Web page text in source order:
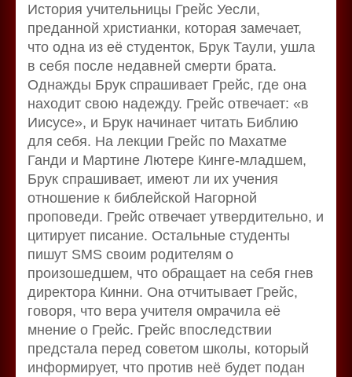
История учительницы Грейс Уесли,
преданной христианки, которая замечает,
что одна из её студенток, Брук Таули, ушла
в себя после недавней смерти брата.
Однажды Брук спрашивает Грейс, где она
находит свою надежду. Грейс отвечает: «в
Иисусе», и Брук начинает читать Библию
для себя. На лекции Грейс по Махатме
Ганди и Мартине Лютере Кинге-младшем,
Брук спрашивает, имеют ли их учения
отношение к библейской Нагорной
проповеди. Грейс отвечает утвердительно, и
цитирует писание. Остальные студенты
пишут SMS своим родителям о
произошедшем, что обращает на себя гнев
директора Кинни. Она отчитывает Грейс,
говоря, что вера учителя омрачила её
мнение о Грейс. Грейс впоследствии
предстала перед советом школы, который
информирует, что против неё будет подан